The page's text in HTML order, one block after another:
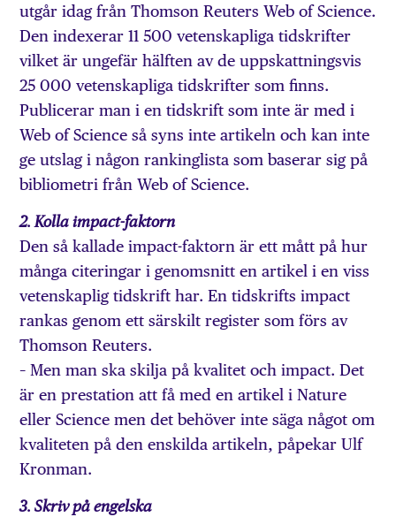
utgår idag från Thomson Reuters Web of Science.
Den indexerar 11 500 vetenskapliga tidskrifter
vilket är ungefär hälften av de uppskattningsvis
25 000 vetenskapliga tidskrifter som finns.
Publicerar man i en tidskrift som inte är med i
Web of Science så syns inte artikeln och kan inte
ge utslag i någon rankinglista som baserar sig på
bibliometri från Web of Science.
2. Kolla impact-faktorn
Den så kallade impact-faktorn är ett mått på hur
många citeringar i genomsnitt en artikel i en viss
vetenskaplig tidskrift har. En tidskrifts impact
rankas genom ett särskilt register som förs av
Thomson Reuters.
– Men man ska skilja på kvalitet och impact. Det
är en prestation att få med en artikel i Nature
eller Science men det behöver inte säga något om
kvaliteten på den enskilda artikeln, påpekar Ulf
Kronman.
3. Skriv på engelska